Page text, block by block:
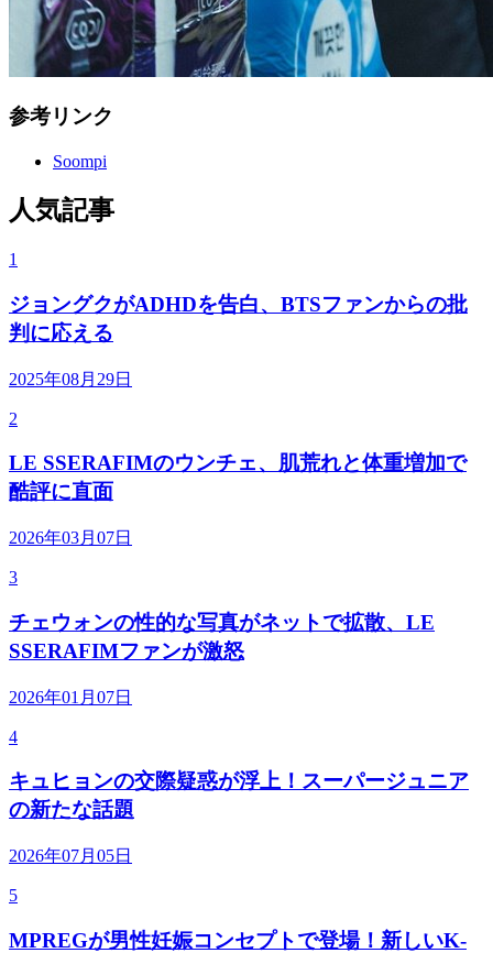
参考リンク
Soompi
人気記事
1
ジョングクがADHDを告白、BTSファンからの批
判に応える
2025年08月29日
2
LE SSERAFIMのウンチェ、肌荒れと体重増加で
酷評に直面
2026年03月07日
3
チェウォンの性的な写真がネットで拡散、LE
SSERAFIMファンが激怒
2026年01月07日
4
キュヒョンの交際疑惑が浮上！スーパージュニア
の新たな話題
2026年07月05日
5
MPREGが男性妊娠コンセプトで登場！新しいK-